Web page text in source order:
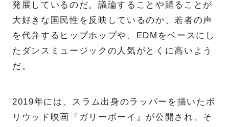
発展しているのだ。議論することや踊ることが
大好きな国民性を反映しているのか、若者の声
を代弁するヒップホップや、EDMをベースにし
たダンスミュージックの人気がとくに高いよう
だ。
2019年には、スラム出身のラッパーを描いたボ
リウッド映画『ガリーボーイ』が公開され、そ